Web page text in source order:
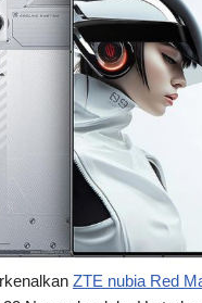
ZTE nubia Red